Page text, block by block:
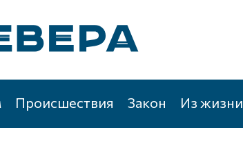
Происшествия Закон Из жизни